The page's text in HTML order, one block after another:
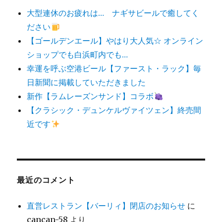
大型連休のお疲れは… ナギサビールで癒してく
ださい
【ゴールデンエール】やはり大人気☆ オンライン
ショップでも白浜町内でも…
幸運を呼ぶ空港ビール【ファースト・ラック】毎
日新聞に掲載していただきました
新作【ラムレーズンサンド】コラボ
【クラシック・デュンケルヴァイツェン】終売間
近です
最近のコメント
直営レストラン【バーリィ】閉店のお知らせ に
cancan-58 より